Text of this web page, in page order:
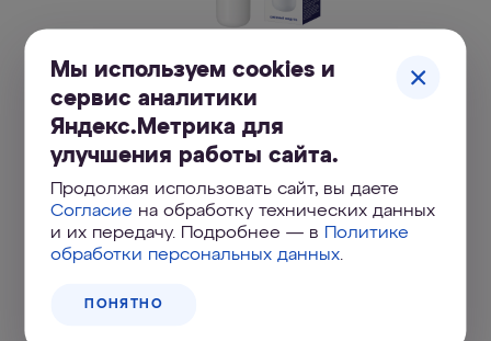
Сменный модуль K3
1 250 ₽
КУПИТЬ ОНЛАЙН
Мы используем cookies и
сервис аналитики
Яндекс.Метрика для
улучшения работы сайта.
Продолжая использовать сайт, вы даете
Согласие на обработку технических данных
и их передачу. Подробнее — в Политике
обработки персональных данных
ПОНЯТНО